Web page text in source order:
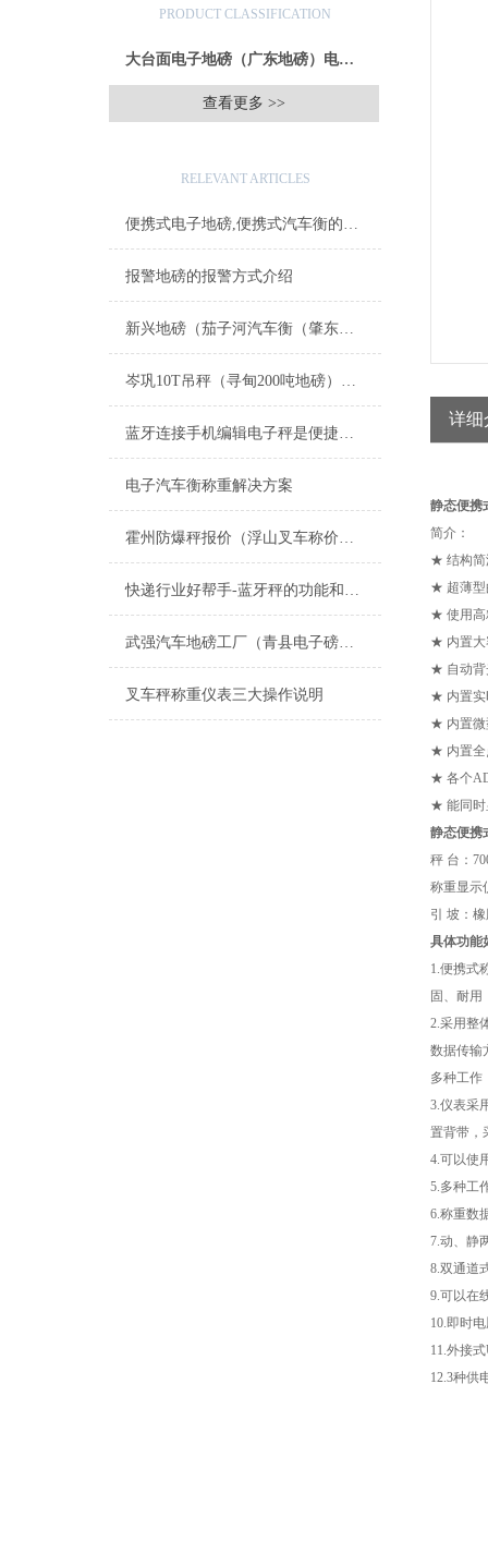
PRODUCT CLASSIFICATION
大台面电子地磅（广东地磅）电子汽车衡
查看更多 >>
RELEVANT ARTICLES
便携式电子地磅,便携式汽车衡的地基施工方案
报警地磅的报警方式介绍
新兴地磅（茄子河汽车衡（肇东地磅（安达汽车衡）宝清地磅）鸡冠汽车衡维修
岑巩10T吊秤（寻甸200吨地磅）荔波80T汽车衡）六盘水汽车地磅维修
蓝牙连接手机编辑电子秤是便捷健康管理的新选择
电子汽车衡称重解决方案
霍州防爆秤报价（浮山叉车称价格）吉县电子秤多少钱）襄汾汽车磅厂家维修
快递行业好帮手-蓝牙秤的功能和特点
武强汽车地磅工厂（青县电子磅多少钱）鹰手营子矿区8T地磅维修
叉车秤称重仪表三大操作说明
详细
静态便携
简介：
★ 结构简
★ 超薄型
★ 使用高
★ 内置大
★ 自动背
★ 内置实
★ 内置微
★ 内置全
★ 各个
★ 能同时
静态便携
秤 台：
称重显
引 坡：
具体功能
1.便携式
固、耐用
2.采用整
数据传输
多种工作
3.仪表采
置背带，
4.可以使
5.多种工
6.称重数
7.动、静
8.双通道
9.可以在
10.即时
11.外接
12.3种供